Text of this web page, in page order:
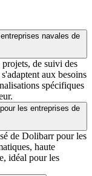
navales de
de suivi des
aux besoins
spécifiques
les entreprises de
de Dolibarr pour les
haute
idéal pour les